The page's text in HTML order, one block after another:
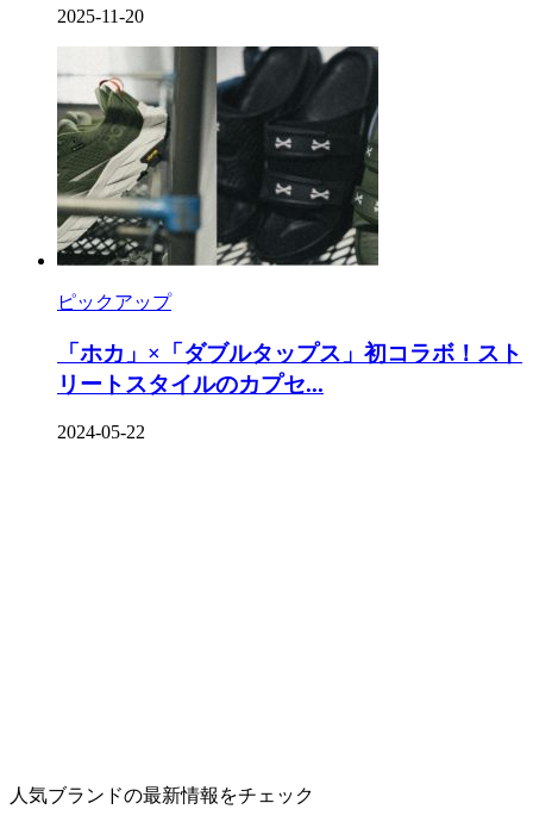
2025-11-20
ピックアップ
「ホカ」×「ダブルタップス」初コラボ！スト
リートスタイルのカプセ...
2024-05-22
人気ブランドの最新情報をチェック